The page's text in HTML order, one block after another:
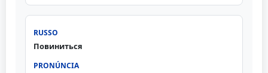
Повиниться